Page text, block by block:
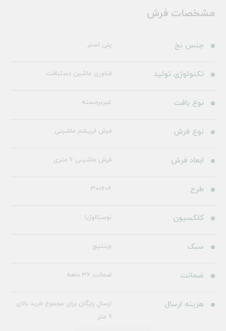
مشخصات فرش
جنس نخ پلی استر
تکنولوژی تولید فناوری ماشین دستبافت
نوع بافت غیربرجسته
نوع فرش فرش ابریشم ماشینی
ابعاد فرش فرش ماشینی 6 متری
طرح 300606
کلکسیون نوستالوژیا
سبک وینتیج
ضمانت ضمانت 36 ماهه
هزینه ارسال
ارسال رایگان برای مجموع خرید بالای
9 متر